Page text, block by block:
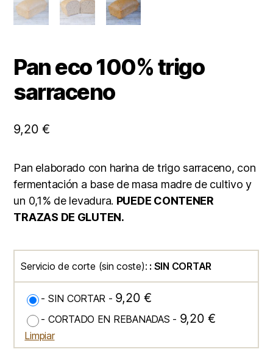
Pan eco 100% trigo
sarraceno
9,20€
Pan elaborado con harina de trigo sarraceno, con
fermentación a base de masa madre de cultivo y
un 0,1% de levadura. PUEDE CONTENER
TRAZAS DE GLUTEN.
Servicio de corte (sin coste): : SIN CORTAR
- SIN CORTAR - 9,20€
- CORTADO EN REBANADAS - 9,20€
Limpiar